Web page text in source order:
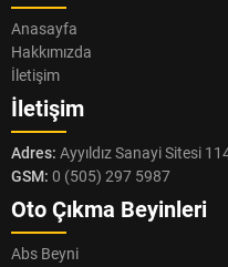
Anasayfa
Hakkımızda
İletişim
İletişim
Adres: Ayyıldız Sanayi Sitesi
GSM: 0 (505) 297 5987
Oto Çıkma Beyinleri
Abs Beyni